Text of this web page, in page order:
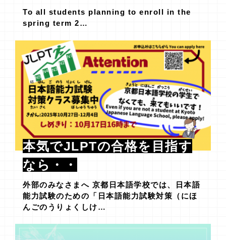
To all students planning to enroll in the
spring term 2…
本気でJLPTの合格を目指す
なら・・
外部のみなさまへ 京都日本語学校では、日本語
能力試験のための「日本語能力試験対策（にほ
んごのうりょくしけ…